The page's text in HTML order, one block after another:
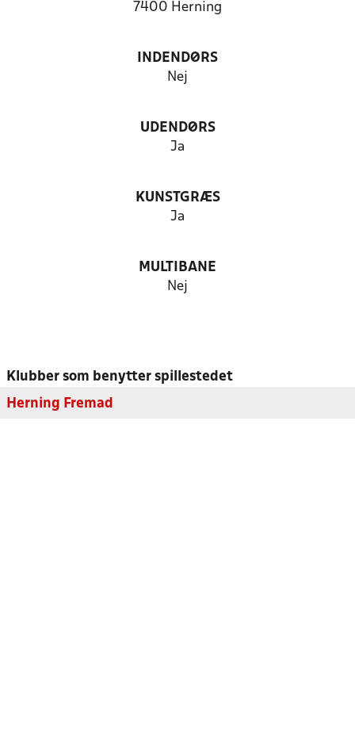
7400 Herning
INDENDØRS
Nej
UDENDØRS
Ja
KUNSTGRÆS
Ja
MULTIBANE
Nej
Klubber som benytter spillestedet
Herning Fremad